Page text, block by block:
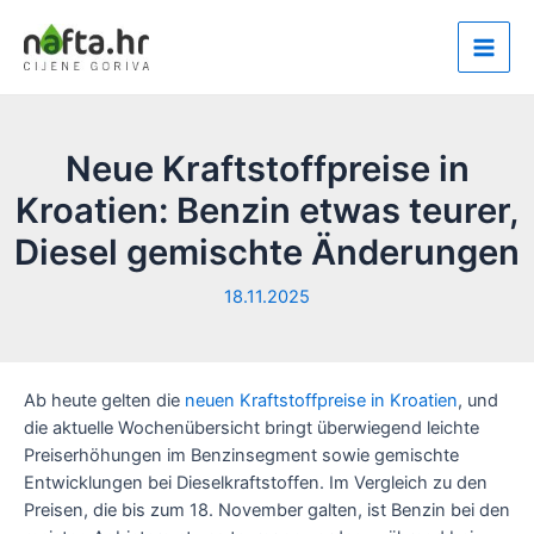
Inhalt
springen
Main
Neue Kraftstoffpreise in
Kroatien: Benzin etwas teurer,
Diesel gemischte Änderungen
18.11.2025
Ab heute gelten die neuen Kraftstoffpreise in Kroatien, und
die aktuelle Wochenübersicht bringt überwiegend leichte
Preiserhöhungen im Benzinsegment sowie gemischte
Entwicklungen bei Dieselkraftstoffen. Im Vergleich zu den
Preisen, die bis zum 18. November galten, ist Benzin bei den